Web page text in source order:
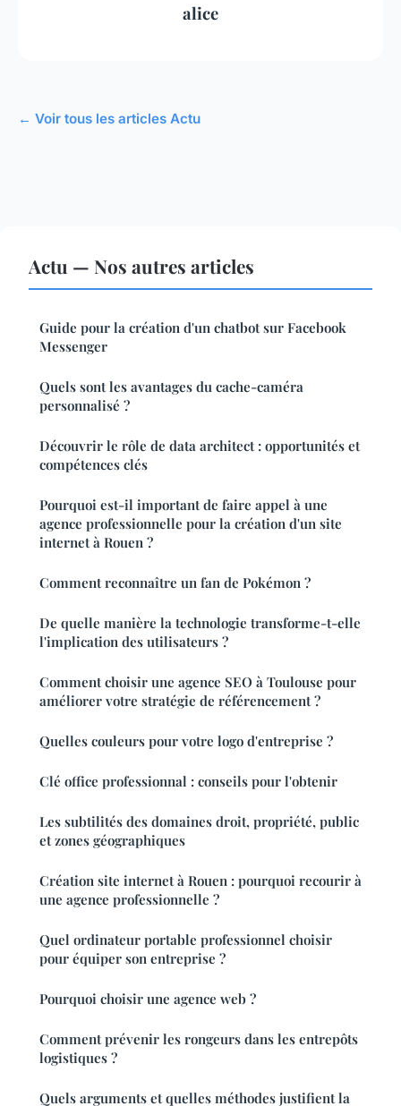
alice
← Voir tous les articles Actu
Actu — Nos autres articles
Guide pour la création d'un chatbot sur Facebook
Messenger
Quels sont les avantages du cache-caméra
personnalisé ?
Découvrir le rôle de data architect : opportunités et
compétences clés
Pourquoi est-il important de faire appel à une
agence professionnelle pour la création d'un site
internet à Rouen ?
Comment reconnaître un fan de Pokémon ?
De quelle manière la technologie transforme-t-elle
l'implication des utilisateurs ?
Comment choisir une agence SEO à Toulouse pour
améliorer votre stratégie de référencement ?
Quelles couleurs pour votre logo d'entreprise ?
Clé office professionnal : conseils pour l'obtenir
Les subtilités des domaines droit, propriété, public
et zones géographiques
Création site internet à Rouen : pourquoi recourir à
une agence professionnelle ?
Quel ordinateur portable professionnel choisir
pour équiper son entreprise ?
Pourquoi choisir une agence web ?
Comment prévenir les rongeurs dans les entrepôts
logistiques ?
Quels arguments et quelles méthodes justifient la